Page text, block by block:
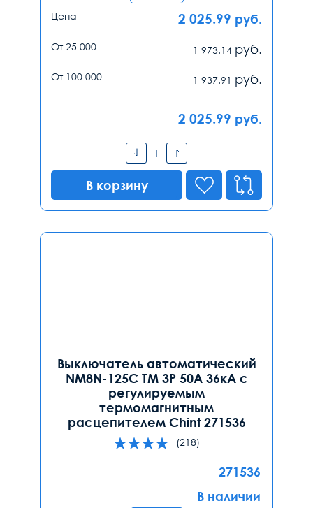
Цена 2 025.99 руб.
От 25 000 1 973.14 руб.
От 100 000 1 937.91 руб.
2 025.99 руб.
В корзину
Выключатель автоматический
NM8N-125C TM 3P 50А 36кА с
регулируемым
термомагнитным
расцепителем Chint 271536
(218)
271536
В наличии